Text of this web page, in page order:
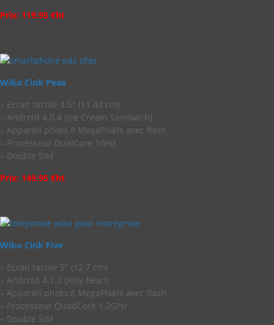
Prix: 119.95 €ht
Wiko Cink Peax
– Ecran tactile 4.5″ (11.43 cm)
– Android 4.0.4 (Ice Cream Sandwich)
– Appareil photo 8 MegaPixels avec flash
– Processeur DualCore 1GHz
– Double SIM
Prix: 149.95 €ht
Wiko Cink Five
– Ecran tactile 5″ (12.7 cm)
– Android 4.1.2 (Jelly Bean)
– Appareil photo 8 MegaPixels avec flash
– Processeur QuadCore 1.2GHz
– Double SIM